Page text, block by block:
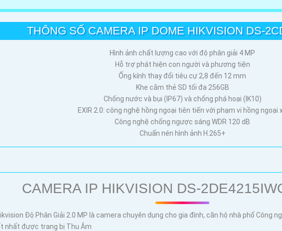
THÔNG SỐ CAMERA IP DOME HIKVISION DS-
Hình ảnh chất lượng cao với độ phân giải 4 MP
Hỗ trợ phát hiện con người và phương tiện
Ống kính thay đổi tiêu cự 2,8 đến 12 mm
Khe cắm thẻ SD tối đa 256GB
Chống nước và bụi (IP67) và chống phá hoại (IK10)
EXIR 2.0: công nghệ hồng ngoại tiên tiến với phạm vi hồng ngoại
Công nghệ chống ngược sáng WDR 120 dB
Chuẩn nén hình ảnh H.265+
CAMERA IP HIKVISION DS-
Độ Phân Giải 2.0 MP là camera chuyên dụng cho gia đình, căn hộ nhà phố Công
nhất được trang bị Thu Âm